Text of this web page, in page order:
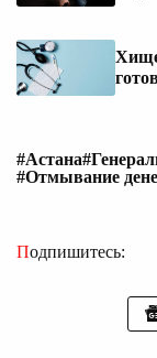
#Астана
#Отмывание
Подпишитесь: